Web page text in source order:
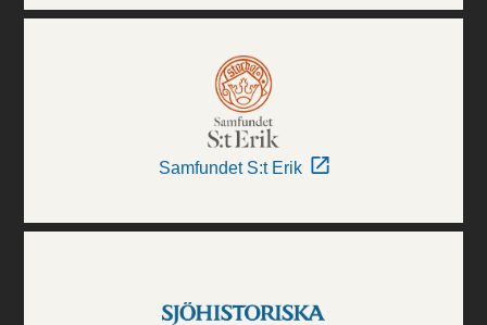
Samfundet S:t Erik